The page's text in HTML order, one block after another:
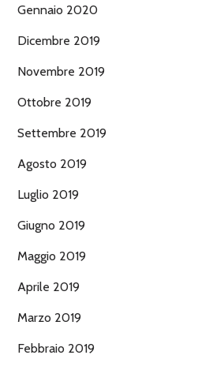
Gennaio 2020
Dicembre 2019
Novembre 2019
Ottobre 2019
Settembre 2019
Agosto 2019
Luglio 2019
Giugno 2019
Maggio 2019
Aprile 2019
Marzo 2019
Febbraio 2019